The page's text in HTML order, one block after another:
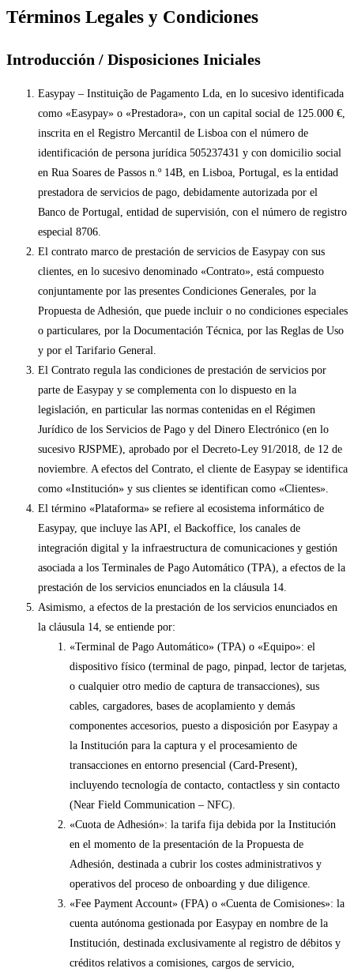
Términos Legales y Condiciones
Introducción / Disposiciones Iniciales
Easypay – Instituição de Pagamento Lda, en lo sucesivo identificada
como «Easypay» o «Prestadora», con un capital social de 125.000 €,
inscrita en el Registro Mercantil de Lisboa con el número de
identificación de persona jurídica 505237431 y con domicilio social
en Rua Soares de Passos n.º 14B, en Lisboa, Portugal, es la entidad
prestadora de servicios de pago, debidamente autorizada por el
Banco de Portugal, entidad de supervisión, con el número de registro
especial 8706.
El contrato marco de prestación de servicios de Easypay con sus
clientes, en lo sucesivo denominado «Contrato», está compuesto
conjuntamente por las presentes Condiciones Generales, por la
Propuesta de Adhesión, que puede incluir o no condiciones especiales
o particulares, por la Documentación Técnica, por las Reglas de Uso
y por el Tarifario General.
El Contrato regula las condiciones de prestación de servicios por
parte de Easypay y se complementa con lo dispuesto en la
legislación, en particular las normas contenidas en el Régimen
Jurídico de los Servicios de Pago y del Dinero Electrónico (en lo
sucesivo RJSPME), aprobado por el Decreto-Ley 91/2018, de 12 de
noviembre. A efectos del Contrato, el cliente de Easypay se identifica
como «Institución» y sus clientes se identifican como «Clientes».
El término «Plataforma» se refiere al ecosistema informático de
Easypay, que incluye las API, el Backoffice, los canales de
integración digital y la infraestructura de comunicaciones y gestión
asociada a los Terminales de Pago Automático (TPA), a efectos de la
prestación de los servicios enunciados en la cláusula 14.
Asimismo, a efectos de la prestación de los servicios enunciados en
la cláusula 14, se entiende por:
«Terminal de Pago Automático» (TPA) o «Equipo»: el
dispositivo físico (terminal de pago, pinpad, lector de tarjetas,
o cualquier otro medio de captura de transacciones), sus
cables, cargadores, bases de acoplamiento y demás
componentes accesorios, puesto a disposición por Easypay a
la Institución para la captura y el procesamiento de
transacciones en entorno presencial (Card-Present),
incluyendo tecnología de contacto, contactless y sin contacto
(Near Field Communication – NFC).
«Cuota de Adhesión»: la tarifa fija debida por la Institución
en el momento de la presentación de la Propuesta de
Adhesión, destinada a cubrir los costes administrativos y
operativos del proceso de onboarding y due diligence.
«Fee Payment Account» (FPA) o «Cuenta de Comisiones»: la
cuenta autónoma gestionada por Easypay en nombre de la
Institución, destinada exclusivamente al registro de débitos y
créditos relativos a comisiones, cargos de servicio,